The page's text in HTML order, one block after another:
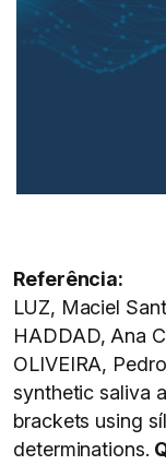
Referência:
LUZ, Maciel
HADDAD, Ana
OLIVEIRA,
synthetic saliva
brackets using
determinations.